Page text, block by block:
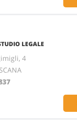
LEGALE
4